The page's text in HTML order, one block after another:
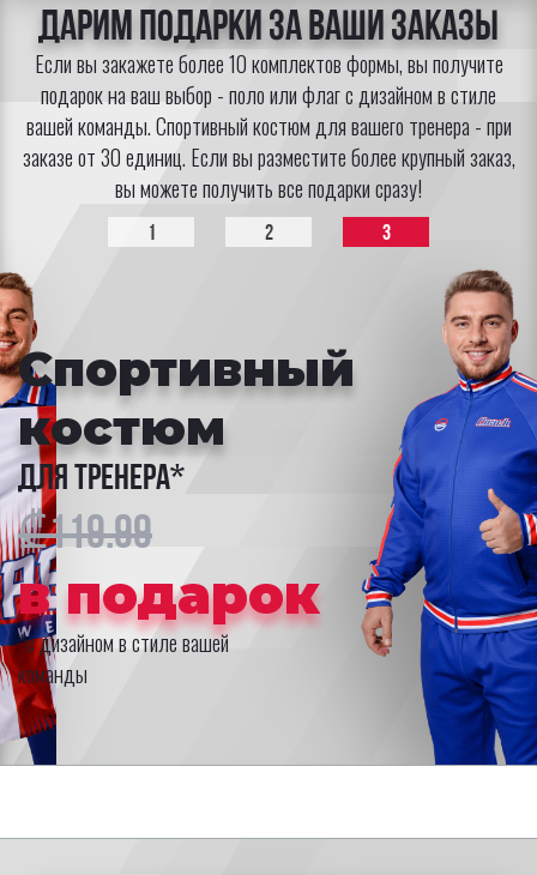
Дарим подарки за Ваши заказы
Если вы закажете более 10 комплектов формы, вы получите
подарок на ваш выбор - поло или флаг с дизайном в стиле
вашей команды. Спортивный костюм для вашего тренера - при
заказе от 30 единиц. Если вы разместите более крупный заказ,
вы можете получить все подарки сразу!
Спортивный
костюм
для тренера*
₾119.99
в подарок
*с дизайном в стиле вашей
команды
1 2 3